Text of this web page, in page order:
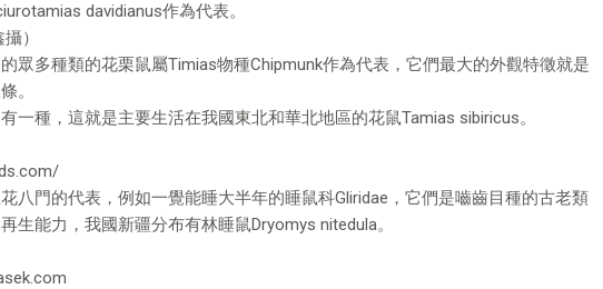
davidianus作為代表。
）
眾多種類的花栗鼠屬Timias物種Chipmunk作為代表，它們最大的外觀特徵就是
。
一種，這就是主要生活在我國東北和華北地區的花鼠Tamias sibiricus。
八門的代表，例如一覺能睡大半年的睡鼠科Gliridae，它們是嚙齒目種的古老類
生能力，我國新疆分布有林睡鼠Dryomys nitedula。